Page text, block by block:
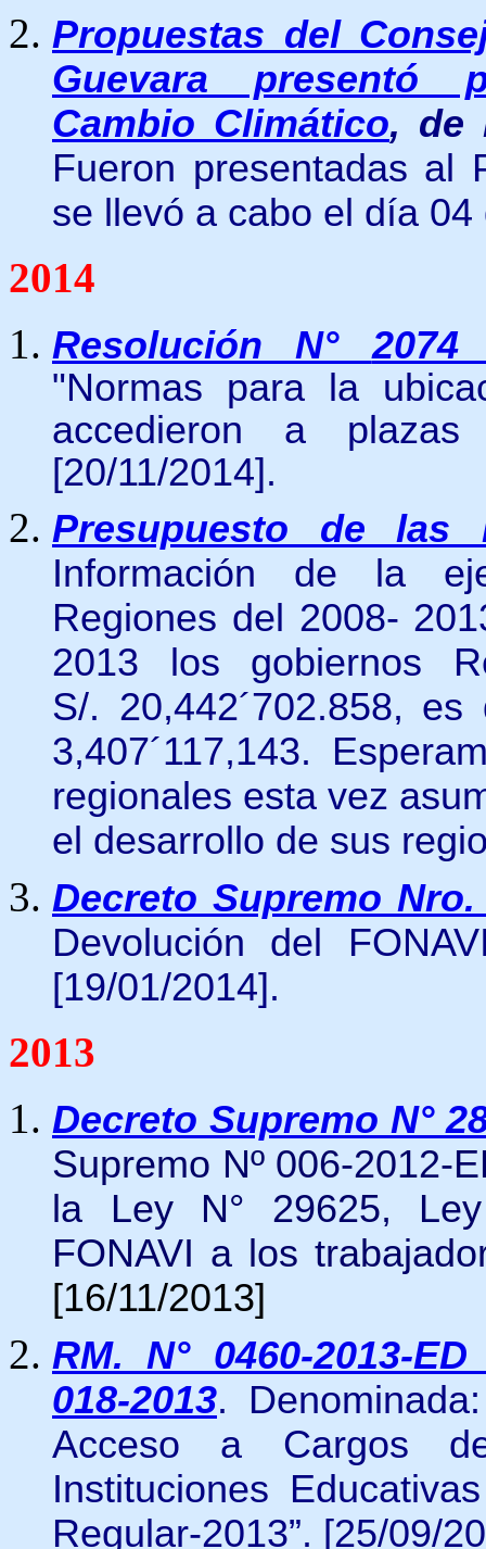
Propuestas del
Guevara presentó
Cambio Climático, de
Fueron presentadas al
se llevó a cabo el día
2014
Resolución N°
"Normas para la
accedieron a
[20/11/2014].
Presupuesto de las
Información de la
Regiones del 2008-
2013 los gobiernos
S/. 20,442´702.858,
3,407´117,143.
regionales esta vez
el desarrollo de sus
Decreto Supremo Nro.
Devolución del
[19/01/2014].
2013
Decreto Supremo N°
Supremo Nº 006-2012-
la Ley N° 29625,
FONAVI a los
[16/11/2013]
RM. N° 0460-2013-
018-2013.
Acceso a Cargos
Instituciones
Regular-2013”. [25/09/